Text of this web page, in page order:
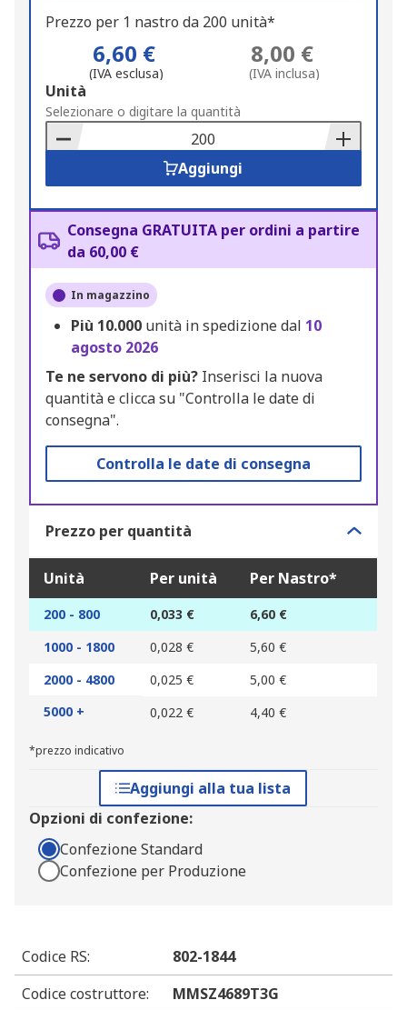
Prezzo per 1 nastro da 200 unità*
6,60 €
(IVA esclusa)
8,00 €
(IVA inclusa)
Add
to
Basket
Unità
Selezionare o digitare la quantità
Aggiungi
Consegna GRATUITA per ordini a partire
da 60,00 €
In magazzino
Più 10.000 unità in spedizione dal 10
agosto 2026
Te ne servono di più? Inserisci la nuova
quantità e clicca su "Controlla le date di
consegna".
Controlla le date di consegna
Prezzo per quantità
Unità Per unità Per Nastro*
200 - 800 0,033 €
6,60 €
1000 - 1800
0,028 €
5,60 €
2000 - 4800
0,025 €
5,00 €
5000 +
0,022 € 4,40 €
*prezzo indicativo
Aggiungi alla tua lista
Opzioni di confezione:
Confezione Standard
Confezione per Produzione
Codice RS:
802-1844
Codice costruttore:
MMSZ4689T3G